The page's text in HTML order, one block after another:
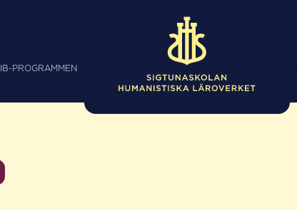
IB-PROGRAMMEN